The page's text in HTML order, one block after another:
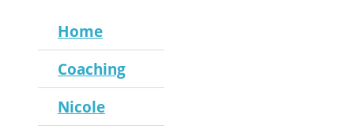
Home
Coaching
Nicole